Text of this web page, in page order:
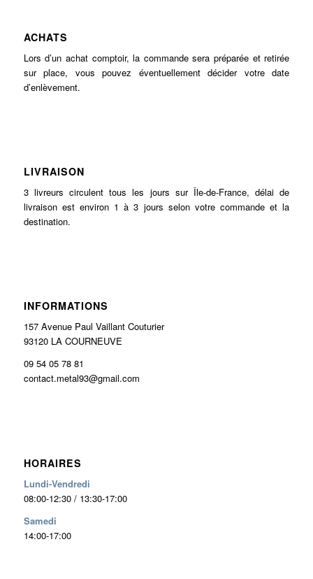
ACHATS
Lors d’un achat comptoir, la commande sera préparée et retirée
sur place, vous pouvez éventuellement décider votre date
d’enlèvement.
LIVRAISON
3 livreurs circulent tous les jours sur Île-de-France, délai de
livraison est environ 1 à 3 jours selon votre commande et la
destination.
INFORMATIONS
157 Avenue Paul Vaillant Couturier
93120 LA COURNEUVE
09 54 05 78 81
contact.metal93@gmail.com
HORAIRES
Lundi-Vendredi
08:00-12:30 / 13:30-17:00
Samedi
14:00-17:00